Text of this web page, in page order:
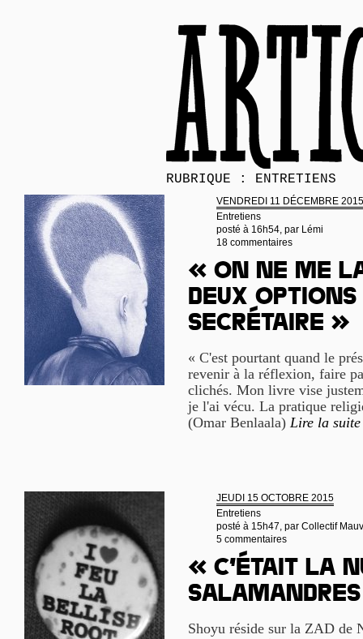
RUBRIQUE : ENTRETIENS
VENDREDI 11 DÉCEMBRE 2015
Entretiens
posté à 16h54, par Lémi
18 commentaires
« On ne me
deux options
secrétaire »
« C'est pourtant quand le
revenir à la réflexion, faire
clichés. Mon livre vise
je l'ai vécu. La pratique
(Omar Benlaala) Lire la suite
JEUDI 15 OCTOBRE 2015
Entretiens
posté à 15h47, par Collectif
5 commentaires
« C’était la
Shoyu réside sur la ZAD de